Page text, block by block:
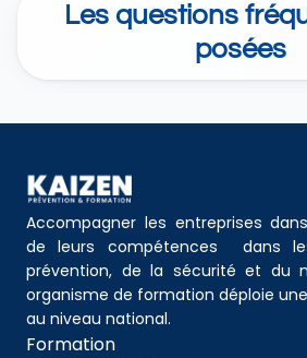
Les questions
posées
Accompagner les entreprises
de leurs compétences  dans
prévention, de la sécurité et du
organisme de formation déploie
au niveau national.
Formation